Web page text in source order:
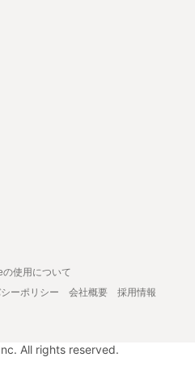
使用について
ーポリシー 会社概要
採用情報
All rights reserved.